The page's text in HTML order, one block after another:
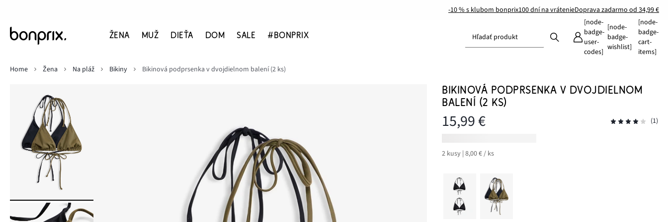
-10 % s klubom bonprix100 dní na vrátenieDoprava zadarmo od 34,99 €
ŽENA MUŽ DIEŤA DOM SALE #BONPRIX Hľadať produkt
[node-
badge-
user-
codes]
[node-
badge-
wishlist]
[node-
badge-
cart-
items]
Home
Žena Na pláž Bikiny Bikinová podprsenka v dvojdielnom balení (2 ks)
BIKINOVÁ PODPRSENKA V DVOJDIELNOM
BALENÍ (2 KS)
15,99 € (1)
2 kusy | 8,00 € / ks